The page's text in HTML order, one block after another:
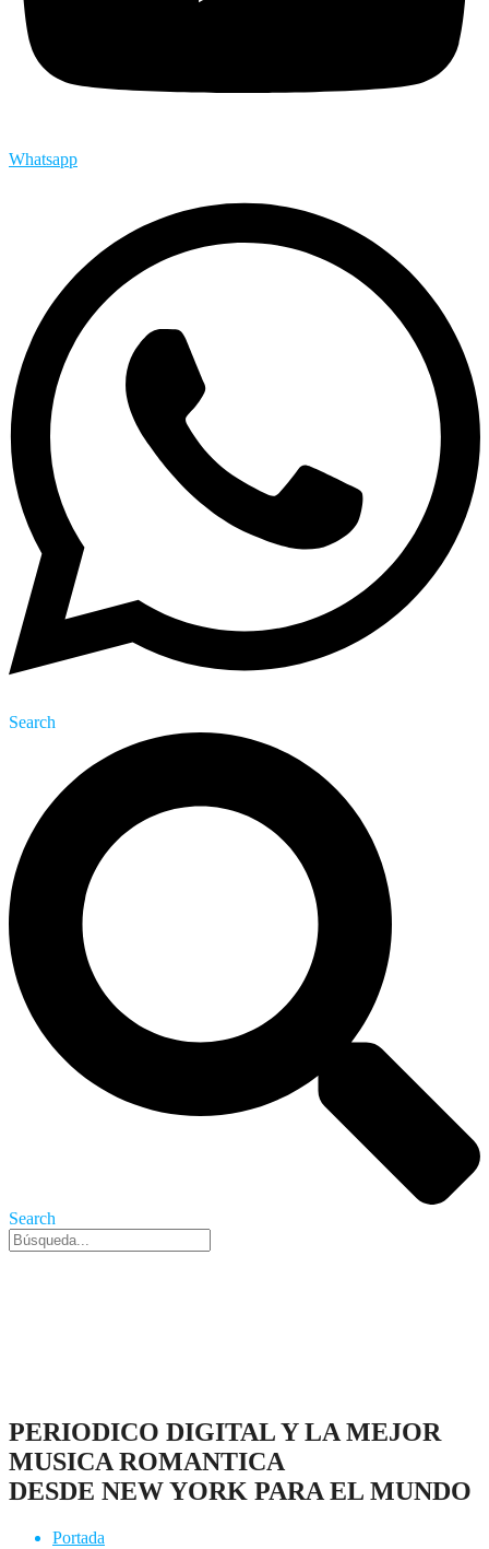
Whatsapp
Search
Search
PERIODICO DIGITAL Y LA MEJOR
MUSICA ROMANTICA
DESDE NEW YORK PARA EL MUNDO
Portada